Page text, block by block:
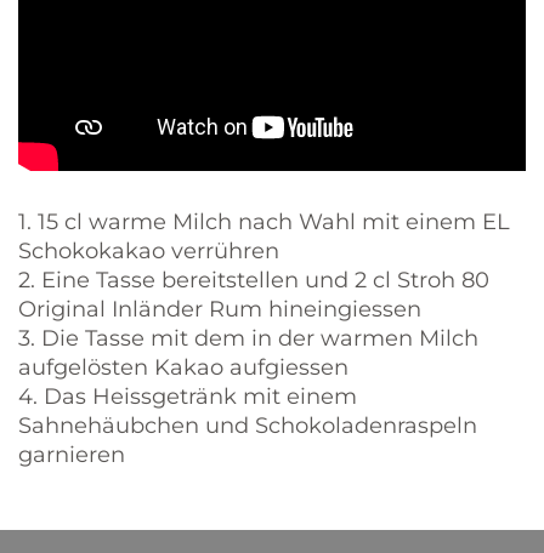
1. 15 cl warme Milch nach Wahl mit einem EL
Schokokakao verrühren
2. Eine Tasse bereitstellen und 2 cl Stroh 80
Original Inländer Rum hineingiessen
3. Die Tasse mit dem in der warmen Milch
aufgelösten Kakao aufgiessen
4. Das Heissgetränk mit einem
Sahnehäubchen und Schokoladenraspeln
garnieren